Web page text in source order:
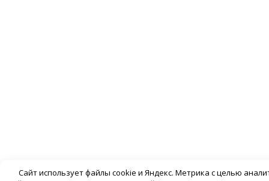
Сайт использует файлы cookie и Яндекс. Метрика с целью